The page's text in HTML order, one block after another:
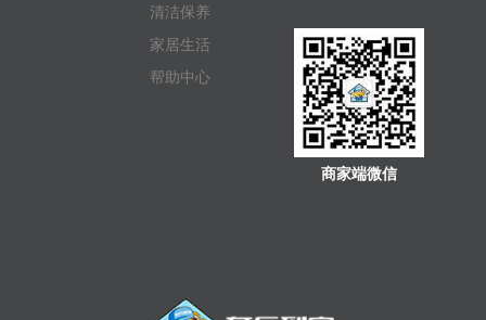
清洁保养
家居生活
帮助中心
商家端微信